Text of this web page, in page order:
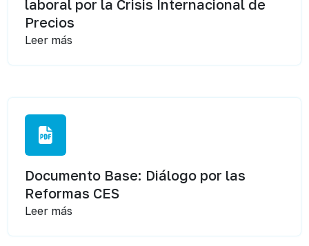
laboral por la Crisis Internacional de
Precios
Leer más
Documento Base: Diálogo por las
Reformas CES
Leer más